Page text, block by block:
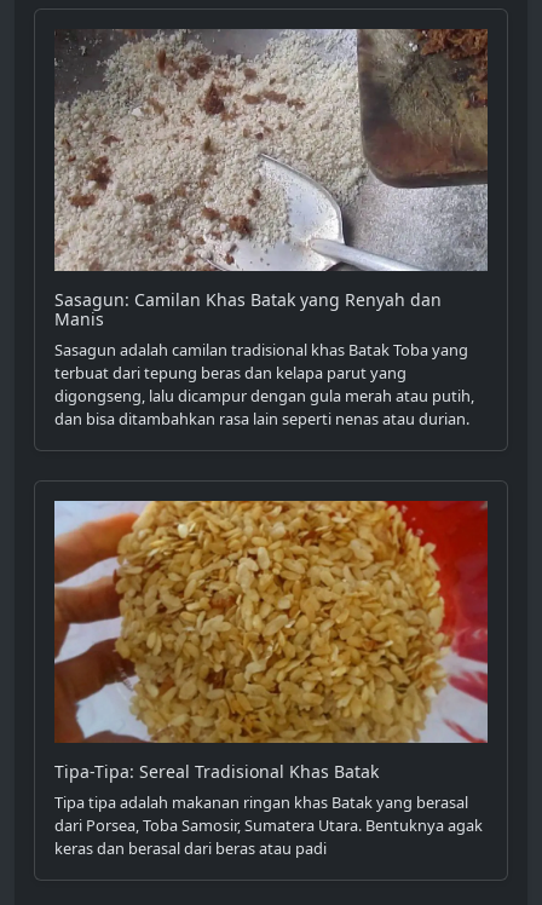
Sasagun: Camilan Khas Batak yang Renyah dan
Manis
Sasagun adalah camilan tradisional khas Batak Toba yang
terbuat dari tepung beras dan kelapa parut yang
digongseng, lalu dicampur dengan gula merah atau putih,
dan bisa ditambahkan rasa lain seperti nenas atau durian.
Tipa-Tipa: Sereal Tradisional Khas Batak
Tipa tipa adalah makanan ringan khas Batak yang berasal
dari Porsea, Toba Samosir, Sumatera Utara. Bentuknya agak
keras dan berasal dari beras atau padi